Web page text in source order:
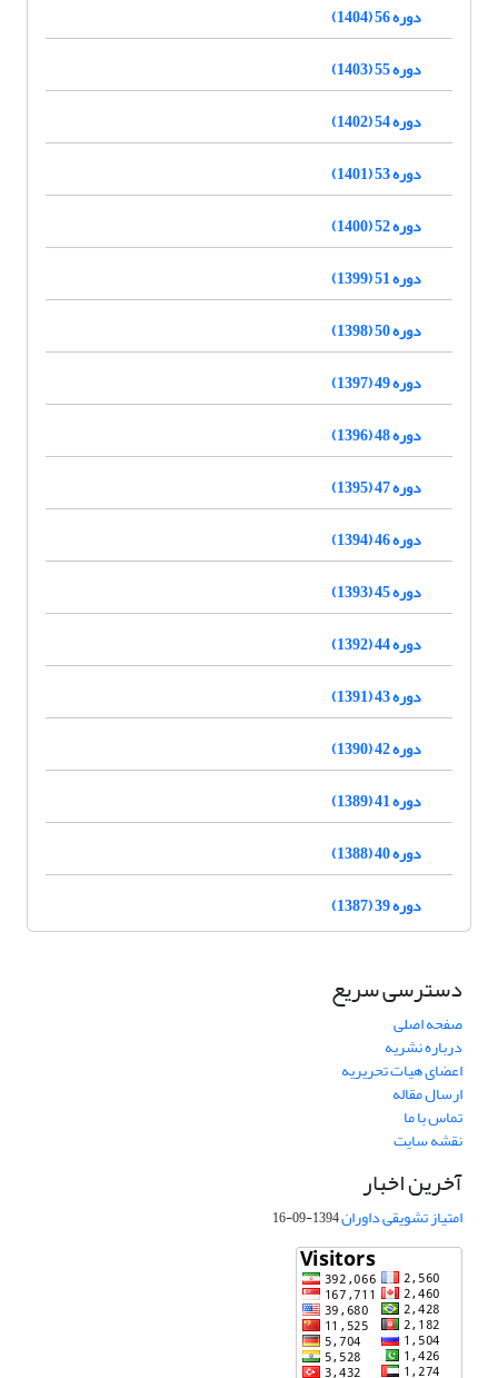
دوره 56 (1404)
دوره 55 (1403)
دوره 54 (1402)
دوره 53 (1401)
دوره 52 (1400)
دوره 51 (1399)
دوره 50 (1398)
دوره 49 (1397)
دوره 48 (1396)
دوره 47 (1395)
دوره 46 (1394)
دوره 45 (1393)
دوره 44 (1392)
دوره 43 (1391)
دوره 42 (1390)
دوره 41 (1389)
دوره 40 (1388)
دوره 39 (1387)
دسترسی سریع
صفحه اصلی
درباره نشریه
اعضای هیات تحریریه
ارسال مقاله
تماس با ما
نقشه سایت
آخرین اخبار
امتیاز تشویقی داوران1394-09-16